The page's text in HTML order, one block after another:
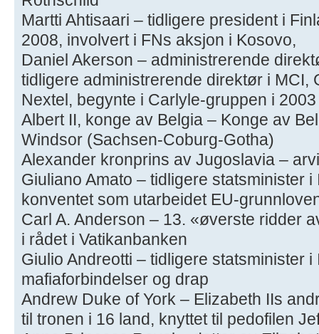
Martti Ahtisaari – tidligere president i
2008, involvert i FNs aksjon i Kosovo,
Daniel Akerson – administrerende
tidligere administrerende direktør i MCI,
Nextel, begynte i Carlyle-gruppen i 2003
Albert II, konge av Belgia – Konge av
Windsor (Sachsen-Coburg-Gotha)
Alexander kronprins av Jugoslavia –
Giuliano Amato – tidligere statsminister
konventet som utarbeidet EU-
Carl A. Anderson – 13. «øverste ridder
i rådet i Vatikanbanken
Giulio Andreotti – tidligere statsminister
mafiaforbindelser og drap
Andrew Duke of York – Elizabeth IIs
til tronen i 16 land, knyttet til pedofilen